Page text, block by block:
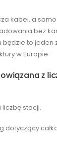
kabel, a
bez
to jeden
w Europie.
z
liczbę stacji.
dotyczący